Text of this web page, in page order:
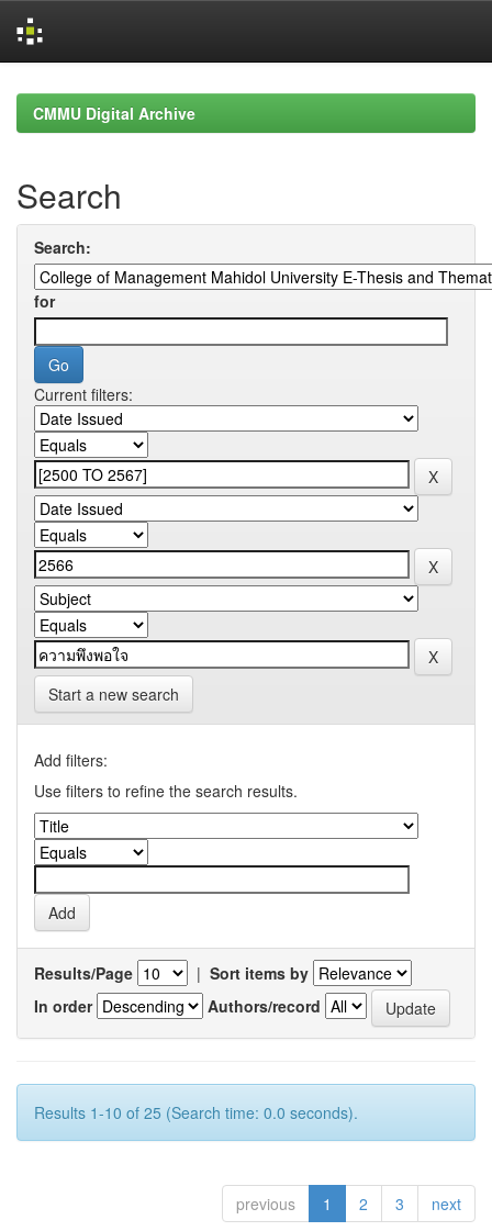
navigationCMMU Digital Archive
Search
Search:
for
Current filters:
Start a new search
Add filters:
Use filters to refine the search results.
Results/Page | Sort items by
In order
Authors/record
Results 1-10 of 25 (Search time: 0.0 seconds).
previous 1 2 3 next